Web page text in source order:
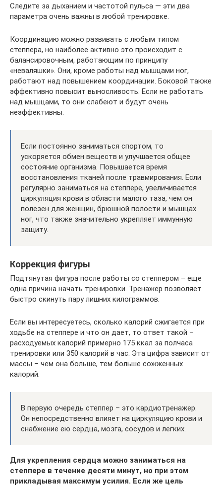
Следите за дыханием и частотой пульса — эти два
параметра очень важны в любой тренировке.
Координацию можно развивать с любым типом
степпера, но наиболее активно это происходит с
балансировочным, работающим по принципу
«неваляшки». Они, кроме работы над мышцами ног,
работают над повышением координации. Боковой также
эффективно повысит выносливость. Если не работать
над мышцами, то они слабеют и будут очень
неэффективны.
Если постоянно заниматься спортом, то
ускоряется обмен веществ и улучшается общее
состояние организма. Повышается время
восстановления тканей после травмирования. Если
регулярно заниматься на степпере, увеличивается
циркуляция крови в области малого таза, чем он
полезен для женщин, брюшной полости и мышцах
ног, что также значительно укрепляет иммунную
защиту.
Коррекция фигуры
Подтянутая фигура после работы со степпером – еще
одна причина начать тренировки. Тренажер позволяет
быстро скинуть пару лишних килограммов.
Если вы интересуетесь, сколько калорий сжигается при
ходьбе на степпере и что он дает, то ответ такой –
расходуемых калорий примерно 175 ккал за полчаса
тренировки или 350 калорий в час. Эта цифра зависит от
массы – чем она больше, тем больше сожженных
калорий.
В первую очередь степпер – это кардиотренажер.
Он непосредственно влияет на циркуляцию крови и
снабжение ею сердца, мозга, сосудов и легких.
Для укрепления сердца можно заниматься на
степпере в течение десяти минут, но при этом
прикладывая максимум усилия. Если же цель